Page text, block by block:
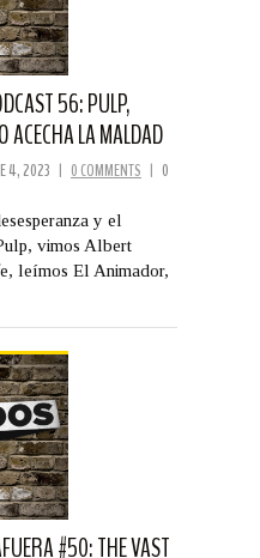
56: PULP,
ACECHA LA MALDAD
4, 2023 | 0 COMMENTS | 0
y el
vimos Albert
leímos El Animador,
#50: THE VAST